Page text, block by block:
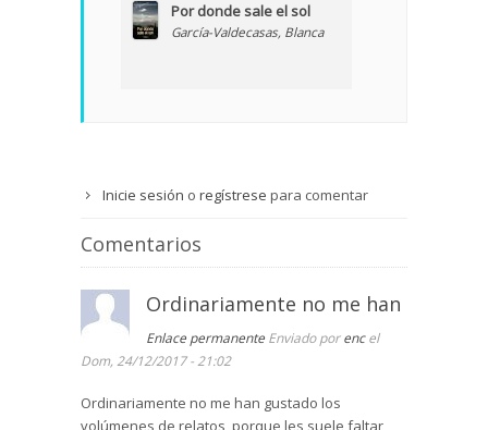
Por donde sale el sol
García-Valdecasas, Blanca
Inicie sesión o regístrese para comentar
Comentarios
Ordinariamente no me han
Enlace permanente Enviado porencel
Dom, 24/12/2017 - 21:02
Ordinariamente no me han gustado los
volúmenes de relatos, porque les suele faltar